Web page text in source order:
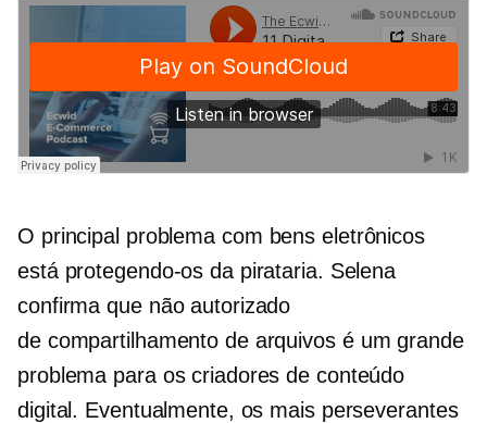
O principal problema com bens eletrônicos
está protegendo-os da pirataria. Selena
confirma que não autorizado
de compartilhamento de arquivosé um grande
problema para os criadores de conteúdo
digital. Eventualmente, os mais perseverantes